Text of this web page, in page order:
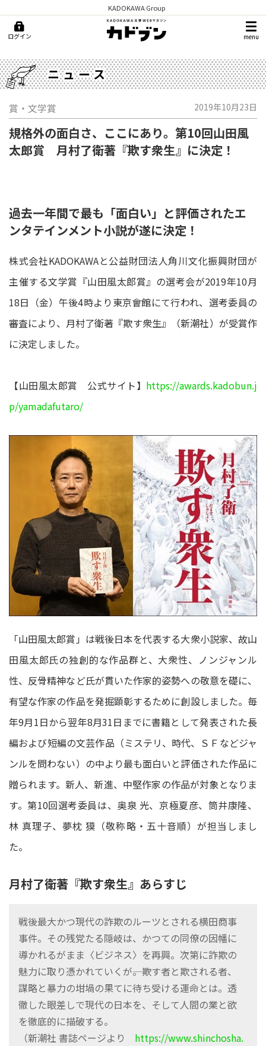
KADOKAWA Group
ログイン menu
ニュース
賞・文学賞 2019年10月23日
規格外の面白さ、ここにあり。第10回山田風
太郎賞 月村了衛著『欺す衆生』に決定！
過去一年間で最も「面白い」と評価されたエ
ンタテインメント小説が遂に決定！
株式会社KADOKAWAと公益財団法人角川文化振興財団が
主催する文学賞『山田風太郎賞』の選考会が2019年10月
18日（金）午後4時より東京會館にて行われ、選考委員の
審査により、月村了衛著『欺す衆生』（新潮社）が受賞作
に決定しました。
【山田風太郎賞 公式サイト】 https://awards.kadobun.j
p/yamadafutaro/
「山田風太郎賞」は戦後日本を代表する大衆小説家、故山
田風太郎氏の独創的な作品群と、大衆性、ノンジャンル
性、反骨精神など氏が貫いた作家的姿勢への敬意を礎に、
有望な作家の作品を発掘顕彰するために創設しました。毎
年9月1日から翌年8月31日までに書籍として発表された長
編および短編の文芸作品（ミステリ、時代、ＳＦなどジャ
ンルを問わない）の中より最も面白いと評価された作品に
贈られます。新人、新進、中堅作家の作品が対象となりま
す。第10回選考委員は、奥泉 光、京極夏彦、筒井康隆、
林 真理子、夢枕 獏（敬称略・五十音順）が担当しまし
た。
月村了衛著『欺す衆生』あらすじ
戦後最大かつ現代の詐欺のルーツとされる横田商事
事件。その残党たる隠岐は、かつての同僚の因幡に
導かれるがまま〈ビジネス〉を再興。次第に詐欺の
魅力に取り憑かれていくが――。欺す者と欺される者、
謀略と暴力の坩堝の果てに待ち受ける運命とは。透
徹した眼差しで現代の日本を、そして人間の業と欲
を徹底的に描破する。
（新潮社 書誌ページより https://www.shinchosha.